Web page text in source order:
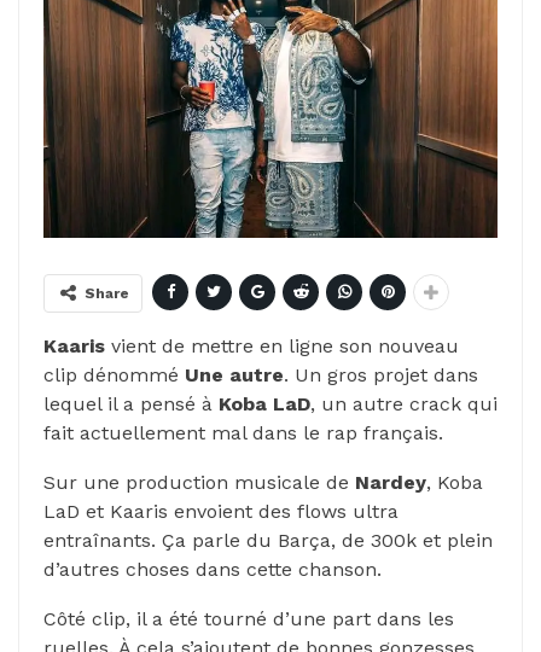
Share
Kaaris vient de mettre en ligne son nouveau
clip dénommé Une autre. Un gros projet dans
lequel il a pensé à Koba LaD, un autre crack qui
fait actuellement mal dans le rap français.
Sur une production musicale de Nardey, Koba
LaD et Kaaris envoient des flows ultra
entraînants. Ça parle du Barça, de 300k et plein
d’autres choses dans cette chanson.
Côté clip, il a été tourné d’une part dans les
ruelles. À cela s’ajoutent de bonnes gonzesses